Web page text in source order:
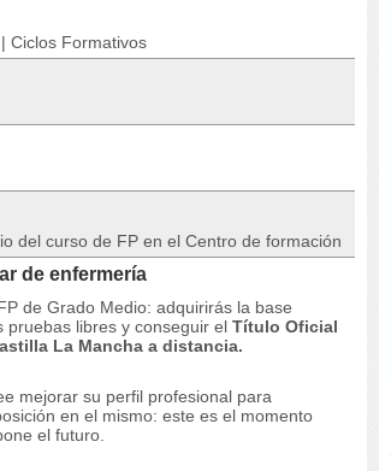
Ciclos Formativos
del curso de FP en el Centro de formación
de enfermería
de Grado Medio: adquirirás la base
libres y conseguir el Título Oficial
La Mancha a distancia.
mejorar su perfil profesional para
en el mismo: este es el momento
el futuro.